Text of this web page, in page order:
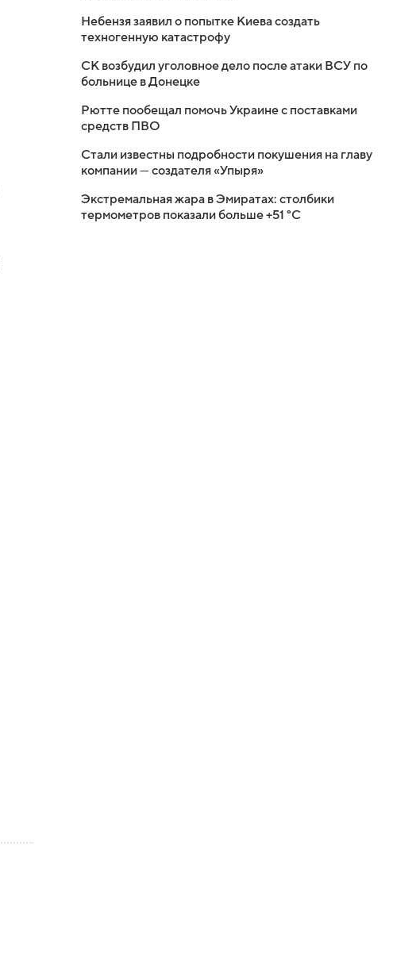
Небензя заявил о попытке Киева создать
техногенную катастрофу
СК возбудил уголовное дело после атаки ВСУ по
больнице в Донецке
Рютте пообещал помочь Украине с поставками
средств ПВО
Стали известны подробности покушения на главу
компании — создателя «Упыря»
Экстремальная жара в Эмиратах: столбики
термометров показали больше +51 °C